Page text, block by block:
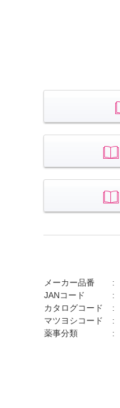
メーカー品番
JANコード
カタログコード
マツヨシコード
薬事分類